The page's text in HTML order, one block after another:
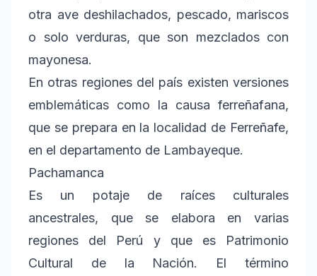
otra ave deshilachados, pescado, mariscos
o solo verduras, que son mezclados con
mayonesa.
En otras regiones del país existen versiones
emblemáticas como la causa ferreñafana,
que se prepara en la localidad de Ferreñafe,
en el departamento de Lambayeque.
Pachamanca
Es un potaje de raíces culturales
ancestrales, que se elabora en varias
regiones del Perú y que es Patrimonio
Cultural de la Nación. El término